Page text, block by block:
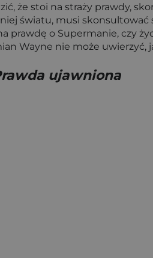
że stoi na straży prawdy,
światu, musi skonsultować
o Supermanie, czy
Wayne nie może uwierzyć,
ujawniona